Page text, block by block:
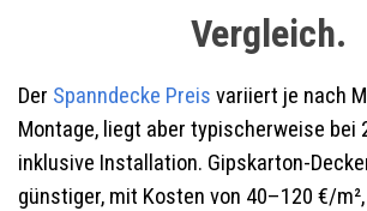
Vergleich.
Der Spanndecke Preis variiert je nach
Montage, liegt aber typischerweise bei
inklusive Installation. Gipskarton-
günstiger, mit Kosten von 40–120 €/